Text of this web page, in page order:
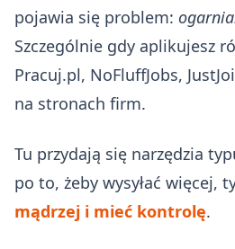
pojawia się problem:
Szczególnie gdy aplikujesz
Pracuj.pl, NoFluffJobs,
na stronach firm.
Tu przydają się narzędzia
po to, żeby wysyłać więcej,
mądrzej i mieć kontrolę.